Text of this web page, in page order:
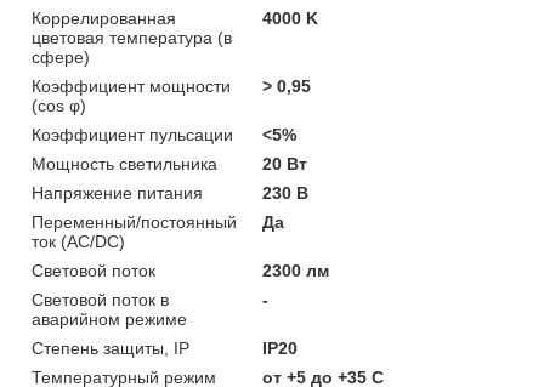
Коррелированная
цветовая температура (в
сфере)
4000 K
Коэффициент мощности
(cos φ)
> 0,95
Коэффициент пульсации
<5%
Мощность светильника
20 Вт
Напряжение питания
230 В
Переменный/постоянный
ток (AC/DC)
Да
Световой поток
2300 лм
Световой поток в
аварийном режиме
-
Степень защиты, IP
IP20
Температурный режим
от +5 до +35 C